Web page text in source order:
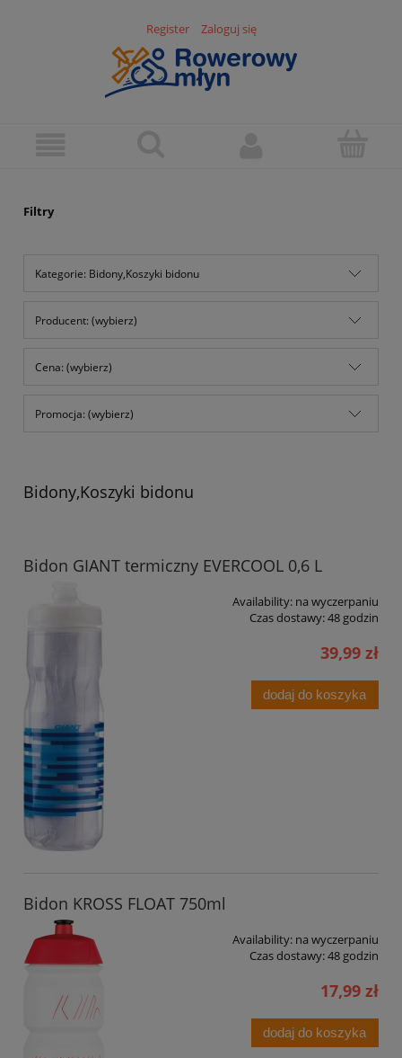
Register Zaloguj się
Filtry
Kategorie: Bidony,Koszyki bidonu
Producent: (wybierz)
Cena: (wybierz)
Promocja: (wybierz)
Bidony,Koszyki bidonu
Bidon GIANT termiczny EVERCOOL 0,6 L
Availability: na wyczerpaniu
Czas dostawy:48 godzin
39,99 zł
dodaj do koszyka
Bidon KROSS FLOAT 750ml
Availability: na wyczerpaniu
Czas dostawy:48 godzin
17,99 zł
dodaj do koszyka